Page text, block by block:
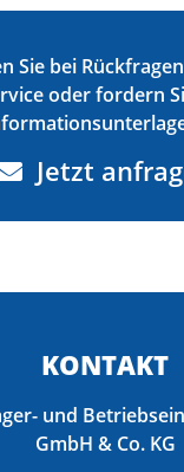
Sie bei
oder fordern
Jetzt
KONTAKT
und
GmbH & Co. KG